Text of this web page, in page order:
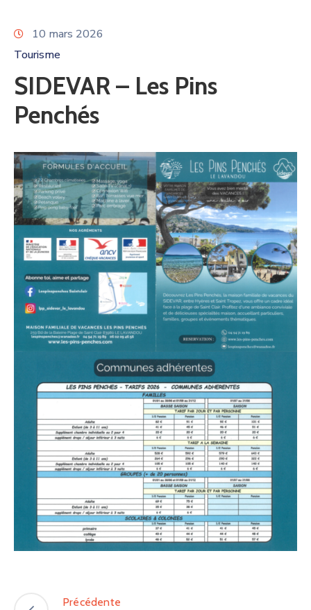
10 mars 2026
Tourisme
SIDEVAR – Les Pins
Penchés
Précédente